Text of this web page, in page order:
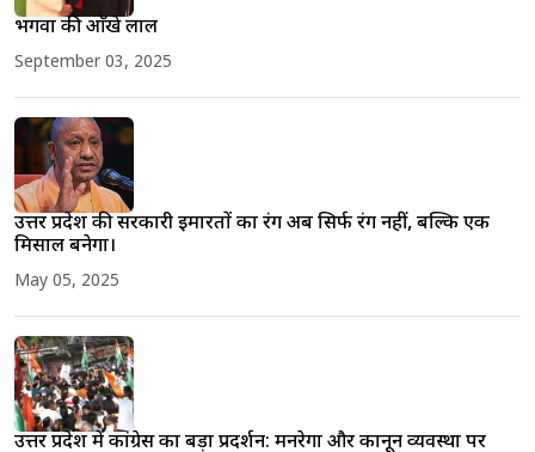
भगवा की आँखे लाल
September 03, 2025
उत्तर प्रदेश की सरकारी इमारतों का रंग अब सिर्फ रंग नहीं, बल्कि एक
मिसाल बनेगा।
May 05, 2025
उत्तर प्रदेश में कांग्रेस का बड़ा प्रदर्शन: मनरेगा और कानून व्यवस्था पर